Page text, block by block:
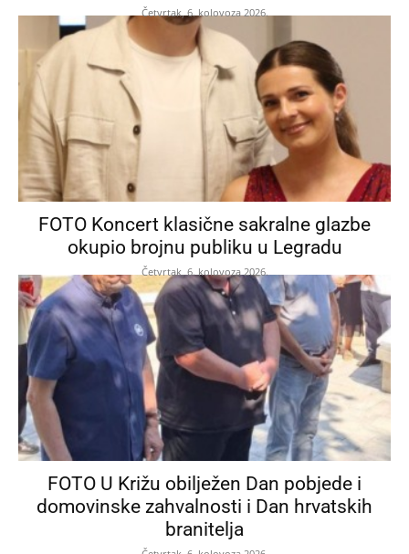
Četvrtak, 6. kolovoza 2026.
FOTO Koncert klasične sakralne glazbe
okupio brojnu publiku u Legradu
Četvrtak, 6. kolovoza 2026.
FOTO U Križu obilježen Dan pobjede i
domovinske zahvalnosti i Dan hrvatskih
branitelja